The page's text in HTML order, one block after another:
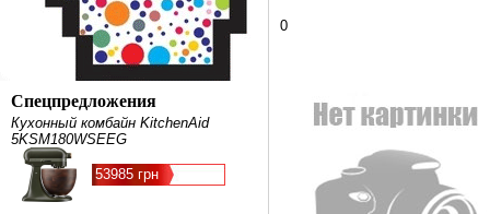
Спецпредложения
Кухонный комбайн KitchenAid
5KSM180WSEEG
53985 грн
0